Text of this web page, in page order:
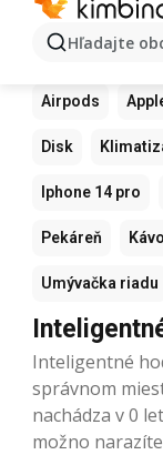
Hľadajte
Ďalšie
Samsung
Airpods
Disk
Iphone 14 pro
Pekáreň
Umývačka riadu
Inteligentné
správnom
nachádza v 0
možno